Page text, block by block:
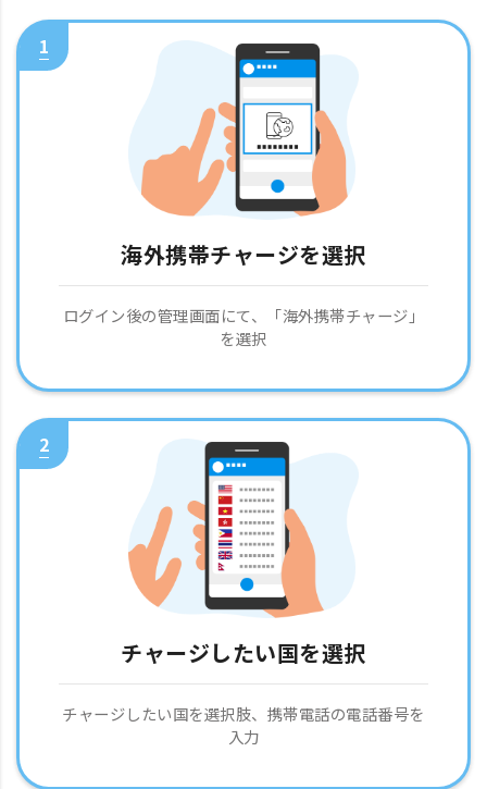
1
海外携帯チャージを選択
ログイン後の管理画面にて、「海外携帯チャージ」
を選択
2
チャージしたい国を選択
チャージしたい国を選択肢、携帯電話の電話番号を
入力